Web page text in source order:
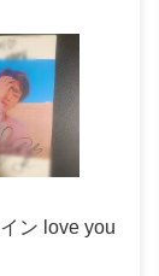
ン love you